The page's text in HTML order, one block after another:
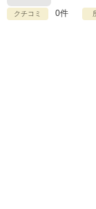
クチコミ 0件